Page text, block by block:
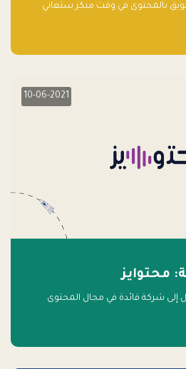
بالمحتوى في وقت مبكر ستعاني
10-06-2021
محتوايز
شركة قائدة في مجال المحتوى